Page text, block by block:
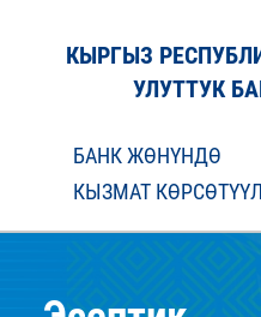
КЫРГЫЗ
УЛУТТУК
БАНК ЖӨНҮНДӨ
КЫЗМАТ